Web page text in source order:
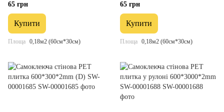
65 грн
Купити
Площа 0,18м2 (60см*30см)
65 грн
Купити
Площа 0,18м2 (60см*30см)